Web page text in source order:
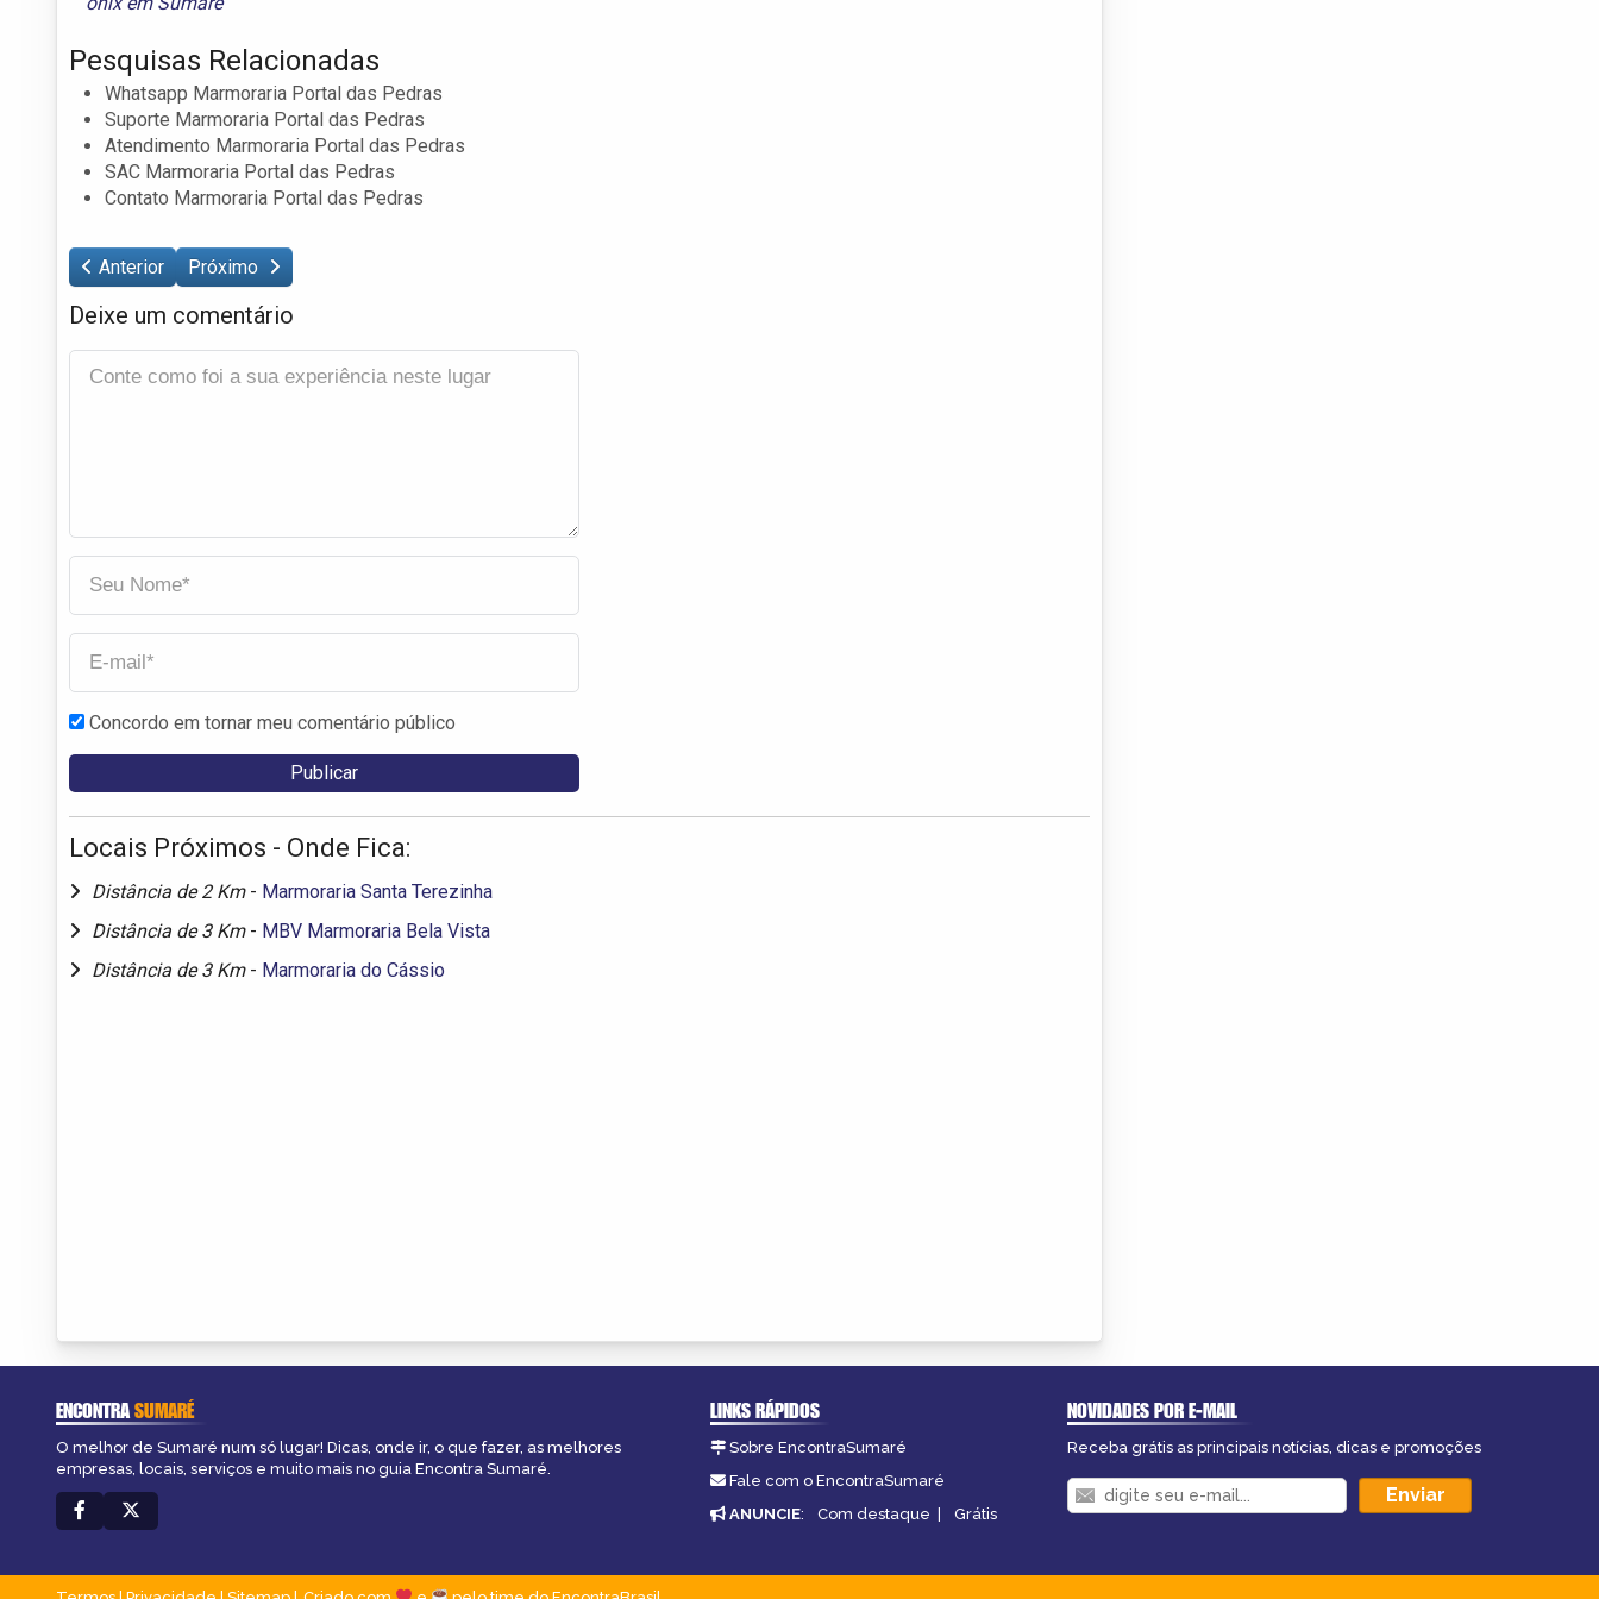
Pesquisas Relacionadas
Whatsapp Marmoraria Portal das Pedras
Suporte Marmoraria Portal das Pedras
Atendimento Marmoraria Portal das Pedras
SAC Marmoraria Portal das Pedras
Contato Marmoraria Portal das Pedras
Anterior Próximo
Deixe um comentário
Concordo em tornar meu comentário público
Locais Próximos - Onde Fica:
Distância de 2 Km - Marmoraria Santa Terezinha
Distância de 3 Km - MBV Marmoraria Bela Vista
Distância de 3 Km - Marmoraria do Cássio
ENCONTRASUMARÉ
O melhor de Sumaré num só lugar! Dicas, onde ir, o que fazer, as melhores
empresas, locais, serviços e muito mais no guia Encontra Sumaré.
LINKS RÁPIDOS
Sobre EncontraSumaré
Fale com o EncontraSumaré
ANUNCIE: Com destaque | Grátis
NOVIDADES POR E-MAIL
Receba grátis as principais notícias, dicas e promoções